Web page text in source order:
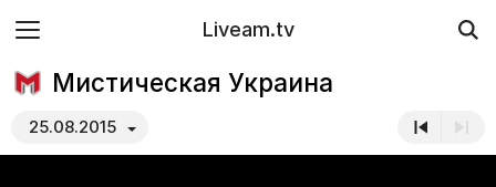
Liveam.tv
Мистическая Украина
25.08.2015